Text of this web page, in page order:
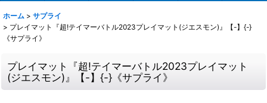
ホーム > サプライ
> プレイマット『超!テイマーバトル2023プレイマット(ジエスモン)』【-】{-}
《サプライ》
プレイマット『超!テイマーバトル2023プレイマット
(ジエスモン)』【-】{-}《サプライ》